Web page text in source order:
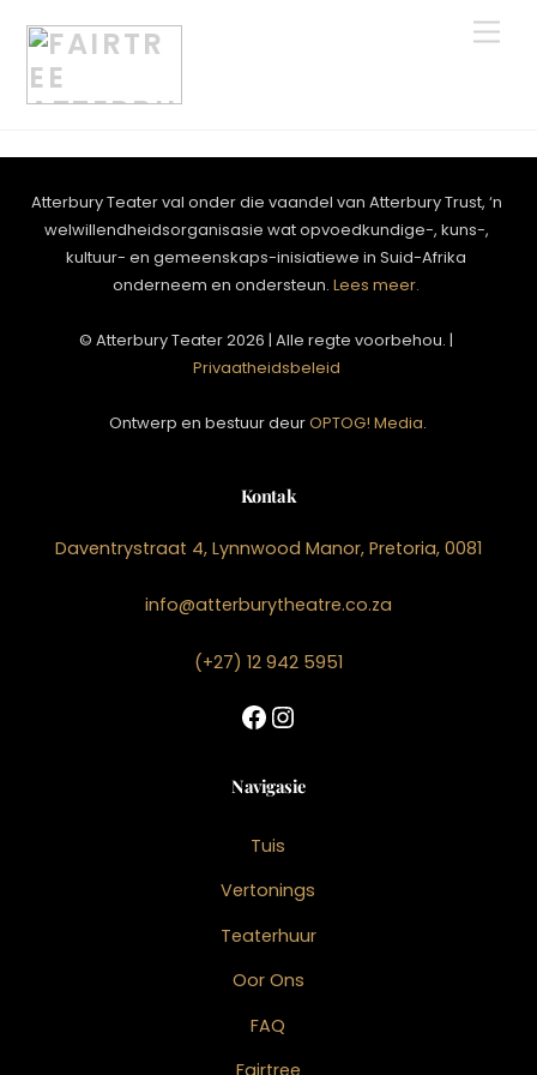
content
Atterbury Teater val onder die vaandel van Atterbury Trust, ‘n
welwillendheidsorganisasie wat opvoedkundige-, kuns-,
kultuur- en gemeenskaps-inisiatiewe in Suid-Afrika
onderneem en ondersteun.Lees meer.
© Atterbury Teater 2026 | Alle regte voorbehou. |
Privaatheidsbeleid
Ontwerp en bestuur deurOPTOG! Media.
Kontak
Daventrystraat 4, Lynnwood Manor, Pretoria, 0081
info@atterburytheatre.co.za
(+27) 12 942 5951
Facebook
Instagram
Navigasie
Tuis
Vertonings
Teaterhuur
Oor Ons
FAQ